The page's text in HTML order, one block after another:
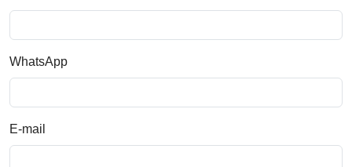
WhatsApp
E-mail